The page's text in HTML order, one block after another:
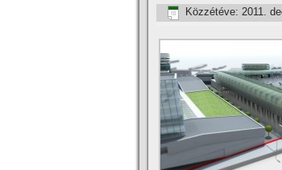
Közzétéve: 2011.